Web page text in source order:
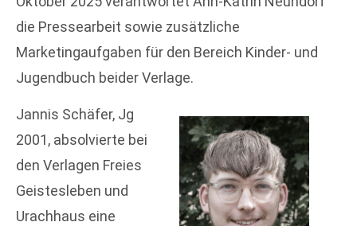
die Pressearbeit sowie zusätzliche
Marketingaufgaben für den Bereich Kinder- und
Jugendbuch beider Verlage.
Jannis Schäfer, Jg
2001, absolvierte bei
den Verlagen Freies
Geistesleben und
Urachhaus eine